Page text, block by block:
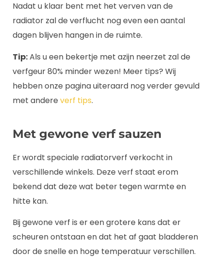
Nadat u klaar bent met het verven van de
radiator zal de verflucht nog even een aantal
dagen blijven hangen in de ruimte.
Tip:Als u een bekertje met azijn neerzet zal de
verfgeur 80% minder wezen! Meer tips? Wij
hebben onze pagina uiteraard nog verder gevuld
met andere verf tips.
Met gewone verf sauzen
Er wordt speciale radiatorverf verkocht in
verschillende winkels. Deze verf staat erom
bekend dat deze wat beter tegen warmte en
hitte kan.
Bij gewone verf is er een grotere kans dat er
scheuren ontstaan en dat het af gaat bladderen
door de snelle en hoge temperatuur verschillen.